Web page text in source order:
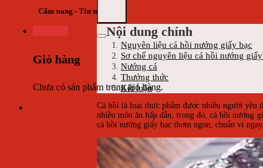
Cẩm nang - Tin tức
Giỏ hàng
Chưa có sản phẩm trong giỏ hàng.
Nội dung chính
Nguyên liệu cá hồi nướng giấy bạc
Sơ chế nguyên liệu cá hồi nướng
Nướng cá
Thưởng thức
Kết luận
Cá hồi là loại thực phẩm được nhiều người yêu
nhiều món ăn hấp dẫn, trong đó, cá hồi nướng
cá hồi nướng giấy bạc thơm ngon, chuẩn vị ngay